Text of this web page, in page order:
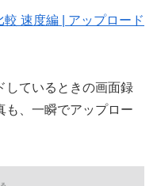
速度編 | アップロード
しているときの画面録
も、一瞬でアップロー